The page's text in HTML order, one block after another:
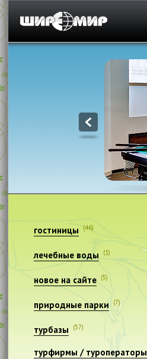
1
гостиницы (46)
лечебные воды (1)
новое на сайте (5)
природные парки (7)
турбазы (57)
турфирмы / туроператоры